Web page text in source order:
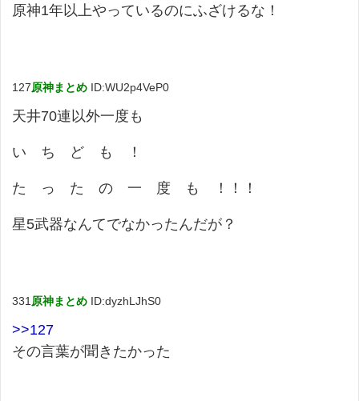
原神1年以上やっているのにふざけるな！
127原神まとめ ID:WU2p4VeP0
天井70連以外一度も
い ち ど も ！
た っ た の 一 度 も ！！！
星5武器なんてでなかったんだが？
331原神まとめ ID:dyzhLJhS0
>>127
その言葉が聞きたかった